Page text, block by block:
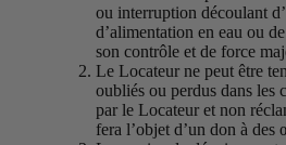
ou interruption découlant
d’alimentation en eau ou
son contrôle et de force
Le Locateur ne peut être
oubliés ou perdus dans les
par le Locateur et non
fera l’objet d’un don à des